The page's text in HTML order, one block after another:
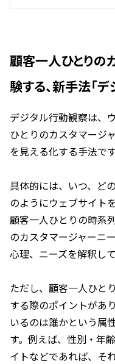
顧客一人ひとりの
験する、新手法「
デジタル行動観察は、
ひとりのカスタマージ
を見える化する手法です
具体的には、いつ、ど
のようにウェブサイト
顧客一人ひとりの時系
のカスタマージャーニ
心理、ニーズを解釈して
ただし、顧客一人ひと
する際のポイントがあ
いるのは誰かという属
す。例えば、性別・年
イトなどであれば、そ